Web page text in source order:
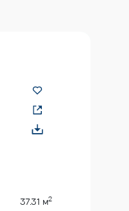
37.31 м2